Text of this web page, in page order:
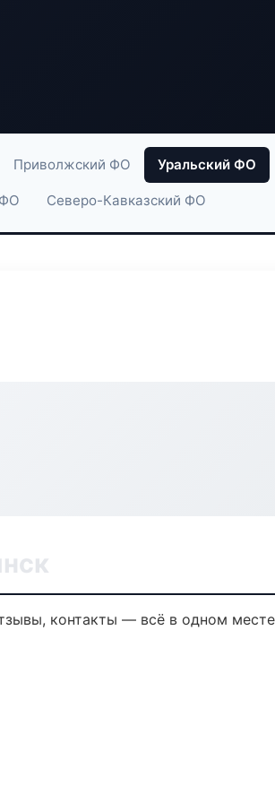
Приволжский ФО Уральский ФО
Северо-Кавказский ФО
контакты — всё в одном